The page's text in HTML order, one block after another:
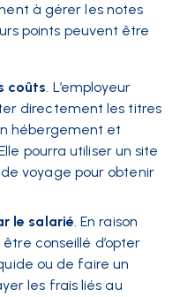
à gérer les notes
points peuvent être
coûts. L’employeur
directement les titres
hébergement et
pourra utiliser un site
voyage pour obtenir
le salarié. En raison
conseillé d’opter
ou de faire un
les frais liés au